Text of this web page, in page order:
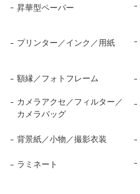
昇華型ペーパー
プリンター／インク／用紙
額縁／フォトフレーム
カメラアクセ／フィルター／
カメラバッグ
背景紙／小物／撮影衣装
ラミネート